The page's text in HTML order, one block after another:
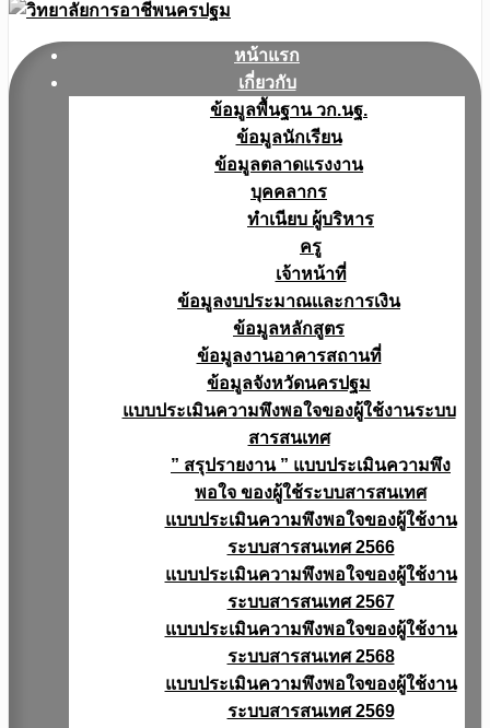
หน้าแรก
เกี่ยวกับ
ข้อมูลพื้นฐาน วก.นฐ.
ข้อมูลนักเรียน
ข้อมูลตลาดแรงงาน
บุคคลากร
ทำเนียบ ผู้บริหาร
ครู
เจ้าหน้าที่
ข้อมูลงบประมาณเเละการเงิน
ข้อมูลหลักสูตร
ข้อมูลงานอาคารสถานที่
ข้อมูลจังหวัดนครปฐม
แบบประเมินความพึงพอใจของผู้ใช้งานระบบ
สารสนเทศ
” สรุปรายงาน ” แบบประเมินความพึง
พอใจ ของผู้ใช้ระบบสารสนเทศ
แบบประเมินความพึงพอใจของผู้ใช้งาน
ระบบสารสนเทศ 2566
แบบประเมินความพึงพอใจของผู้ใช้งาน
ระบบสารสนเทศ 2567
แบบประเมินความพึงพอใจของผู้ใช้งาน
ระบบสารสนเทศ 2568
แบบประเมินความพึงพอใจของผู้ใช้งาน
ระบบสารสนเทศ 2569